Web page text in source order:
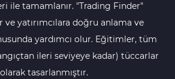
ile tamamlanır. "Trading Finder"
yatırımcılara doğru anlama ve
yardımcı olur. Eğitimler, tüm
ileri seviyeye kadar) tüccarlar
tasarlanmıştır.